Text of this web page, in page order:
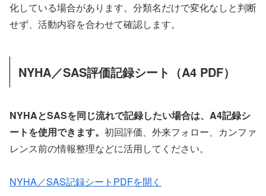
化している場合があります。分類名だけで変化なしと判断
せず、活動内容を合わせて確認します。
NYHA／SAS評価記録シート（A4 PDF）
NYHAとSASを同じ流れで記録したい場合は、A4記録シ
ートを使用できます。 初回評価、外来フォロー、カンファ
レンス前の情報整理などに活用してください。
NYHA／SAS記録シートPDFを開く